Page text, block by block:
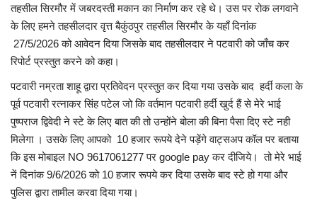
लाइफस्टाइल
खेल
ब्रेकिंग न्यूज़
व्यापार
टेक न्यूज़
तहसील सिरमौर में जबरदस्ती मकान का निर्माण कर रहे थे। उस पर रोक लगवाने
के लिए हमने तहसीलदार वृत्त बैकुंठपुर तहसील सिरमौर के यहाँ दिनांक
27/5/2026 को आवेदन दिया जिसके बाद तहसीलदार ने पटवारी को जाँच कर
रिपोर्ट प्रस्तुत करने को कहा।
पटवारी नम्रता शाहू द्वारा प्रतिवेदन प्रस्तुत कर दिया गया उसके बाद हर्दी कला के
पूर्व पटवारी रत्नाकर सिंह पटेल जो कि वर्तमान पटवारी हर्दी खुर्द हैं से मेरे भाई
पुष्पराज द्विवेदी ने स्टे के लिए बात की तो उन्होंने बोला की बिना पैसा दिए स्टे नही
मिलेगा । उसके लिए आपको 10 हजार रूपये देने पड़ेंगे वाट्सअप कॉल पर बताया
कि इस मोबाइल NO 9617061277 पर google pay कर दीजिये। तो मेरे भाई
नें दिनांक 9/6/2026 को 10 हजार रूपये कर दिया उसके बाद स्टे हो गया और
पुलिस द्वारा तामील करवा दिया गया।